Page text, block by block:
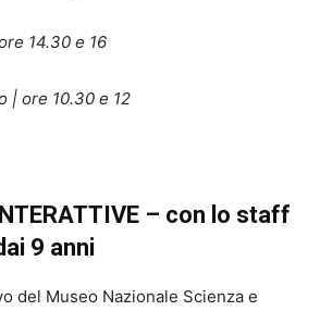
14.30 e 16
| ore 10.30 e 12
– con lo staff
9 anni
del Museo Nazionale Scienza e